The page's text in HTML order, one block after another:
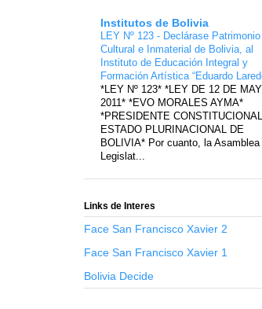
Institutos de Bolivia
LEY Nº 123 - Declárase Patrimonio
Cultural e Inmaterial de Bolivia, al
Instituto de Educación Integral y
Formación Artística “Eduardo
*LEY Nº 123* *LEY DE 12 DE
2011* *EVO MORALES AYMA*
*PRESIDENTE
ESTADO PLURINACIONAL DE
BOLIVIA* Por cuanto, la Asamblea
Legislat...
Links de Interes
Face San Francisco Xavier 2
Face San Francisco Xavier 1
Bolivia Decide